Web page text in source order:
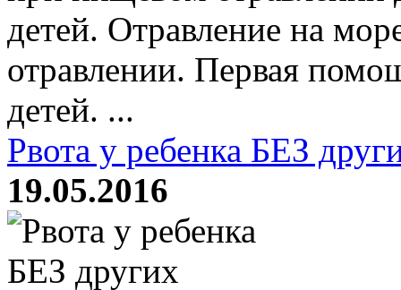
детей. Отравление на
отравлении. Первая
детей. ...
Рвота у ребенка БЕЗ
19.05.2016